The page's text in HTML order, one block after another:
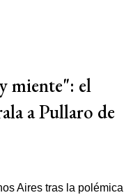
miente": el
a Pullaro de